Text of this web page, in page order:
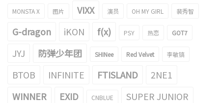
MONSTA X 图片 VIXX 演员 OH MY GIRL 裴秀智
G-dragon iKON f(x) PSY 热恋 GOT7
JYJ 防弹少年团 SHINee Red Velvet 李敏镐
BTOB INFINITE FTISLAND
2NE1
WINNER
EXID CNBLUE SUPER JUNIOR